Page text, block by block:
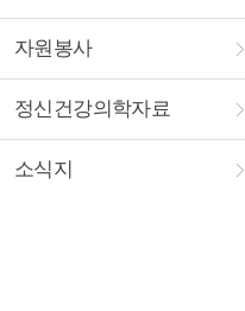
자원봉사
정신건강의학자료
소식지